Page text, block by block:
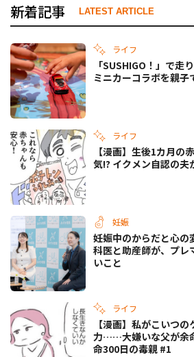
新着記事 LATEST ARTICLE
ライフ
「SUSHIGO！」で走
ミニカーコラボを親子
ライフ
【漫画】生後1カ月の
気!? イクメン自認の夫
妊娠
妊娠中のからだと心の
科医と助産師が、プレ
いこと
ライフ
【漫画】私がこいつ
力……大嫌いな父が余
命300日の毒親 #1